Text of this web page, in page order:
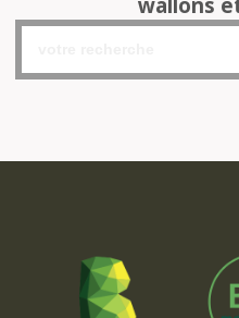
wallons